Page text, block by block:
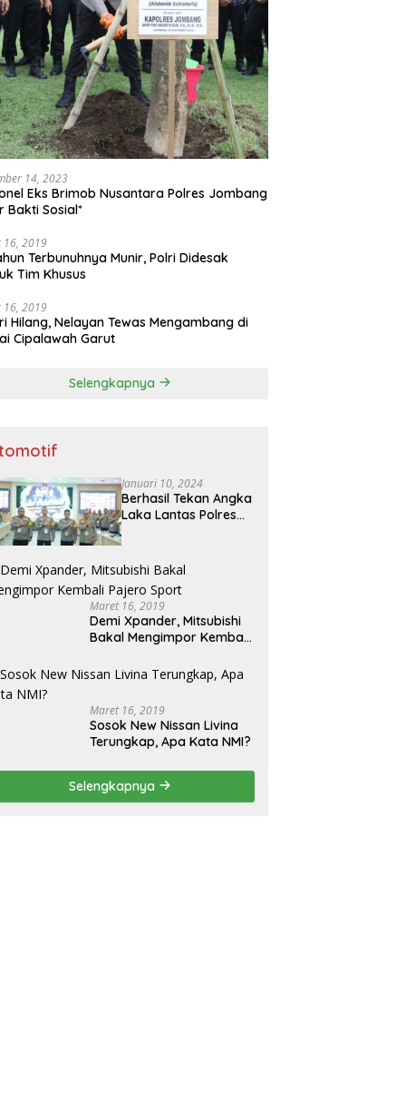
14, 2023
Eks Brimob Nusantara Polres Jombang
Bakti Sosial*
16, 2019
Terbunuhnya Munir, Polri Didesak
Tim Khusus
16, 2019
Hilang, Nelayan Tewas Mengambang di
Cipalawah Garut
Selengkapnya
Januari 10, 2024
Berhasil Tekan Angka
Laka Lantas Polres
Kapolda Jatim
Maret 16, 2019
Demi Xpander, Mitsubishi
Bakal Mengimpor Kembali
Maret 16, 2019
Sosok New Nissan Livina
Terungkap, Apa Kata NMI?
Selengkapnya